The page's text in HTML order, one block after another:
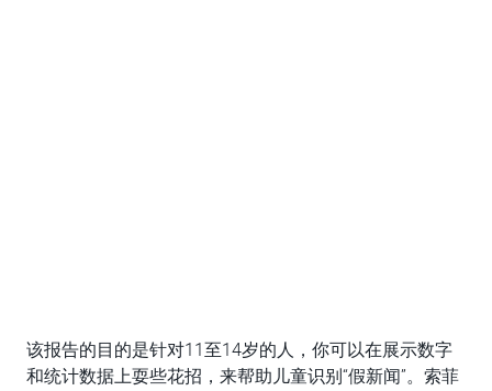
该报告的目的是针对11至14岁的人，你可以在展示数字
和统计数据上耍些花招，来帮助儿童识别“假新闻”。索菲